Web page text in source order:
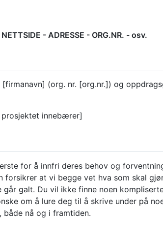
- ADRESSE - ORG.NR. - osv.
[firmanavn] (org. nr. [org.nr.]) og
innebærer]
for å innfri deres behov og
forsikrer at vi begge vet hva som skal
går galt. Du vil ikke finne noen
om å lure deg til å skrive under på
nå og i framtiden.